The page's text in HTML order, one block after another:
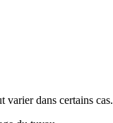
dans certains cas.